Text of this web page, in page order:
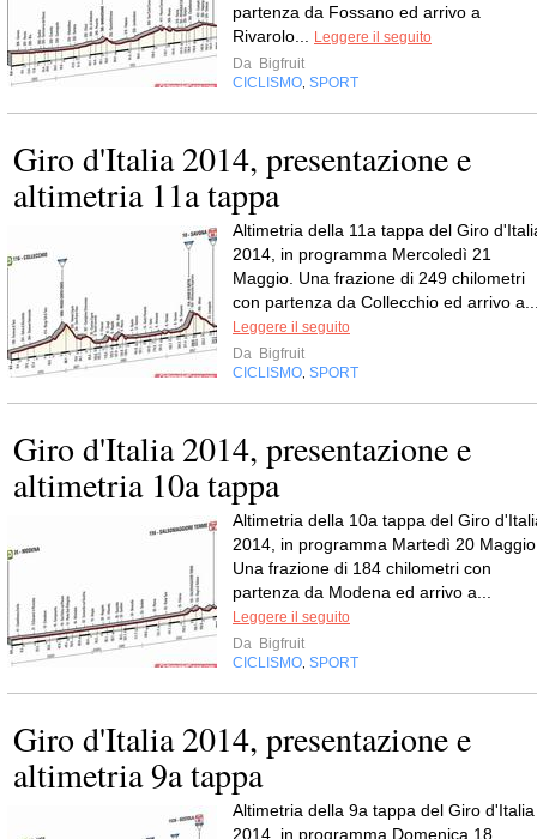
partenza da Fossano ed arrivo a
Rivarolo... Leggere il seguito
Da Bigfruit
CICLISMO, SPORT
Giro d'Italia 2014, presentazione e
altimetria 11a tappa
Altimetria della 11a tappa del Giro
2014, in programma Mercoledì 21
Maggio. Una frazione di 249 chilometri
con partenza da Collecchio ed arrivo
Leggere il seguito
Da Bigfruit
CICLISMO, SPORT
Giro d'Italia 2014, presentazione e
altimetria 10a tappa
Altimetria della 10a tappa del Giro
2014, in programma Martedì 20
Una frazione di 184 chilometri con
partenza da Modena ed arrivo a...
Leggere il seguito
Da Bigfruit
CICLISMO, SPORT
Giro d'Italia 2014, presentazione e
altimetria 9a tappa
Altimetria della 9a tappa del Giro d'Italia
2014, in programma Domenica 18